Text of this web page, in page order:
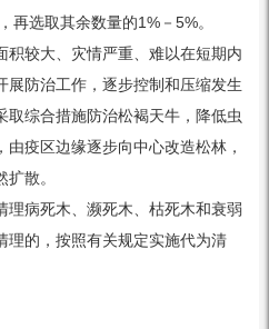
再选取其余数量的1%－5%。
较大、灾情严重、难以在短期内
展防治工作，逐步控制和压缩发生
综合措施防治松褐天牛，降低虫
疫区边缘逐步向中心改造松林，
散。
病死木、濒死木、枯死木和衰弱
理的，按照有关规定实施代为清